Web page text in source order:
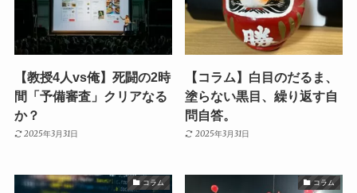
【教授4人vs俺】死闘の2時
間「予備審査」クリアなる
か？
2025年3月31日
【コラム】白目のだるま、
塗らない黒目、繰り返す自
問自答。
2025年3月31日
コラム コラム